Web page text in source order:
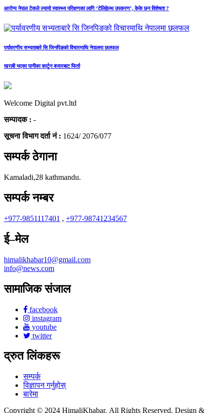
आरोग्य नेपाल टेकले ल्यायो स्वास्थ्य परिक्षणका लागि ‘टेलिहेल्थ उपकरण’, केके छन विशेषता ?
पर्यावरणीय सभ्यताबारे सि जिनपिङको विचारमाथि नेपालमा छलफल
खराबी भएका पानीका कार्टुन बजारबाट फिर्ता
Welcome Digital pvt.ltd
सम्पादक : -
सूचना विभाग दर्ता नं : 1624/ 2076/077
सम्पर्क ठेगाना
Kamaladi,28 kathmandu.
सम्पर्क नम्बर
+977-9851117401 , +977-98741234567
ई–मेल
himalikhabar10@gmail.com
info@news.com
सामाजिक संजाल
facebook
instagram
youtube
twitter
द्रुत लिंकहरू
सम्पर्क
विज्ञापन गर्नुहोस्
बारेमा
Copyright © 2024 HimaliKhabar. All Rights Reserved. Design &